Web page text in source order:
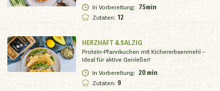
In Vorbereitung: 75min
Zutaten: 12
HERZHAFT & SALZIG
Protein-Pfannkuchen mit Kichererbsenmehl –
ideal für aktive Genießer!
In Vorbereitung: 20 min
Zutaten: 9